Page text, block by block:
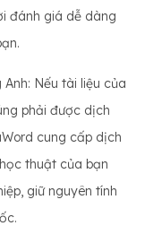
đánh giá dễ dàng
Nếu tài liệu của
phải được dịch
cung cấp dịch
thuật của bạn
giữ nguyên tính